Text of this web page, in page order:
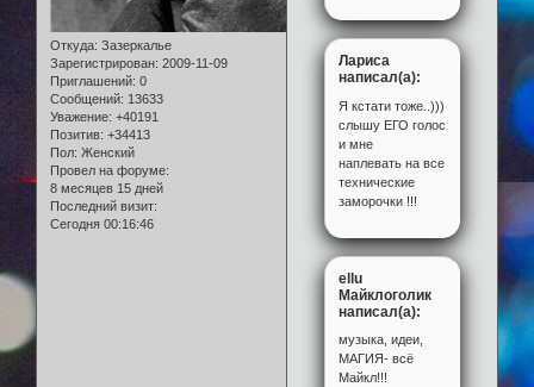
Откуда: Зазеркалье
Зарегистрирован: 2009-11-09
Приглашений: 0
Сообщений: 13633
Уважение: +40191
Позитив: +34413
Пол: Женский
Провел на форуме:
8 месяцев 15 дней
Последний визит:
Сегодня 00:16:46
Лариса
написал(а):
Я кстати тоже..)))
слышу ЕГО голос
и мне
наплевать на все
технические
заморочки !!!
ellu
Майклоголик
написал(а):
музыка, идеи,
МАГИЯ- всё
Майкл!!!